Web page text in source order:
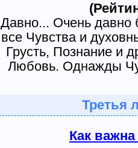
Давно... Очень давно
все Чувства и
Грусть, Познание и
Любовь. Однажды
Третья
Как